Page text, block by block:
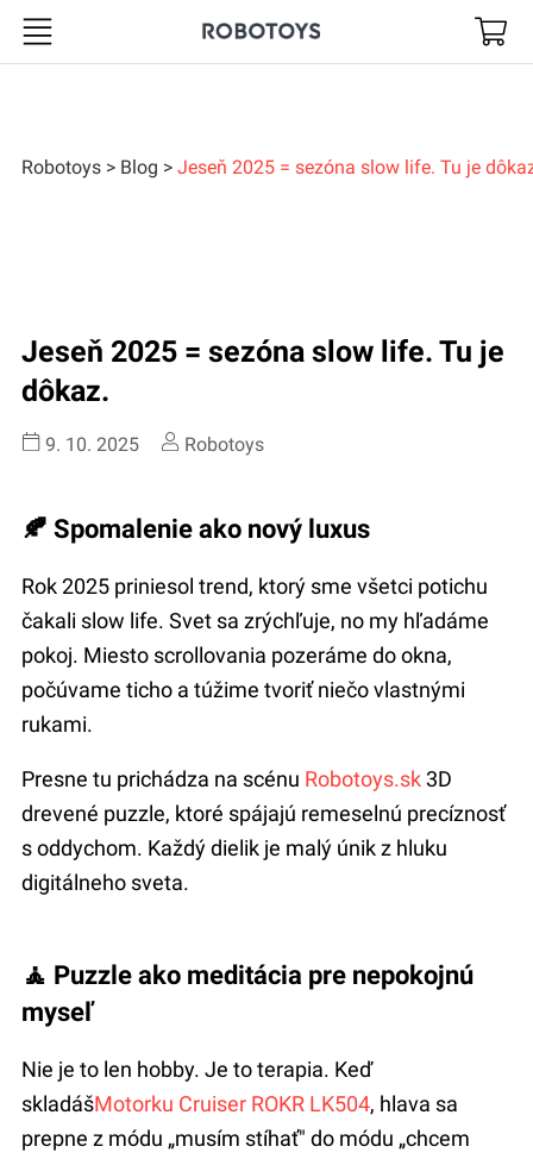
Robotoys
Robotoys Blog Jeseň 2025 = sezóna slow life. Tu je
Jeseň 2025 = sezóna slow life. Tu je
dôkaz.
9. 10. 2025 Robotoys
🍂 Spomalenie ako nový luxus
Rok 2025 priniesol trend, ktorý sme všetci potichu
čakali slow life. Svet sa zrýchľuje, no my hľadáme
pokoj. Miesto scrollovania pozeráme do okna,
počúvame ticho a túžime tvoriť niečo vlastnými
rukami.
Presne tu prichádza na scénu Robotoys.sk3D
drevené puzzle, ktoré spájajú remeselnú precíznosť
s oddychom. Každý dielik je malý únik z hluku
digitálneho sveta.
🧘 Puzzle ako meditácia pre nepokojnú
myseľ
Nie je to len hobby. Je to terapia. Keď
skladášMotorku Cruiser ROKR LK504, hlava sa
prepne z módu „musím stíhať" do módu „chcem